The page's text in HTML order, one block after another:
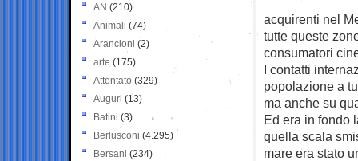
acquirenti nel
tutte queste
consumatori
I contatti
popolazione a
ma anche su
Ed era in fondo
quella scala
mare era stato
AN (210)
Animali (74)
Arancioni (2)
arte (175)
Attentato (329)
Auguri (13)
Batini (3)
Berlusconi (4.295)
Bersani (234)